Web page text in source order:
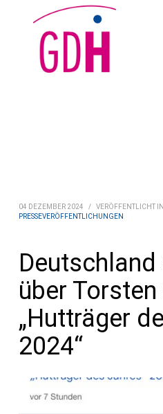
04 DEZEMBER 2024 / VERÖFFENTLICHT IN
PRESSEVERÖFFENTLICHUNGEN
über
„Hutträger
2024“